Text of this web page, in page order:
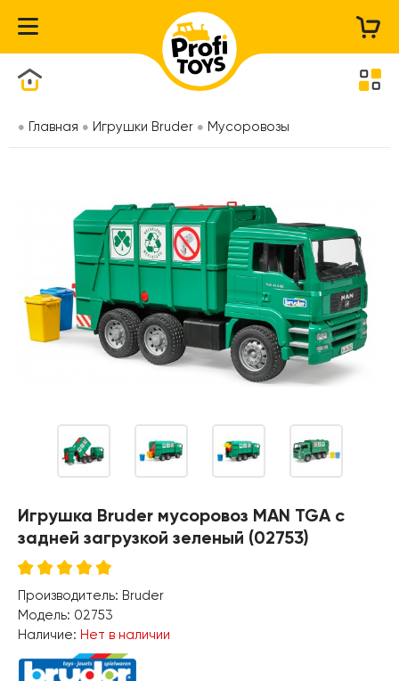
Главная Игрушки Bruder Мусоровозы
Игрушка Bruder мусоровоз MAN TGA с
задней загрузкой зеленый (02753)
Производитель: Bruder
Модель: 02753
Наличие: Нет в наличии
Каталог товаров